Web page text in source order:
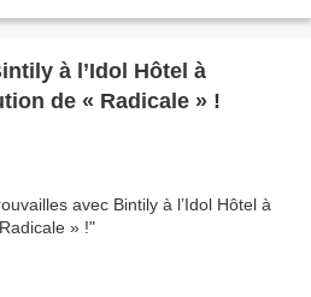
à l’Idol Hôtel à
de « Radicale » !